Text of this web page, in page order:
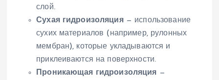
слой.
Сухая гидроизоляция— использование
сухих материалов (например, рулонных
мембран), которые укладываются и
приклеиваются на поверхности.
Проникающая гидроизоляция —